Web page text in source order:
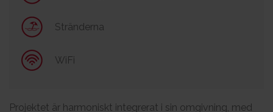
Stränderna
WiFi
Projektet är harmoniskt integrerat i sin omgivning, med